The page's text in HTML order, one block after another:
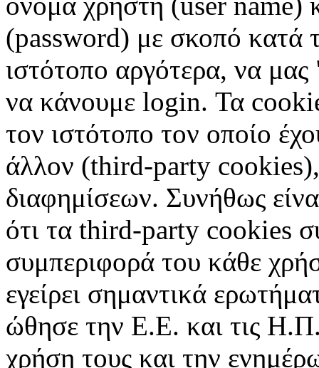
(password) με σκοπό κατά
ιστότοπο αργότερα, να μας
να κάνουμε login. Τα
τον ιστότοπο τον οποίο
άλλον (third-party
διαφημίσεων. Συνήθως
ότι τα third-party cookies
συμπεριφορά του κάθε
εγείρει σημαντικά
ώθησε την Ε.Ε. και τις
χρήση τους και την